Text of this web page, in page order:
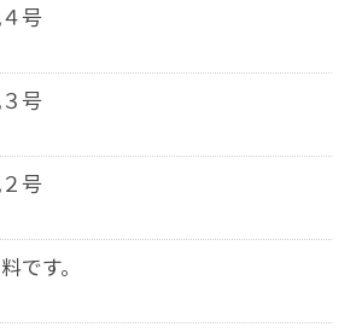
号
号
号
です。